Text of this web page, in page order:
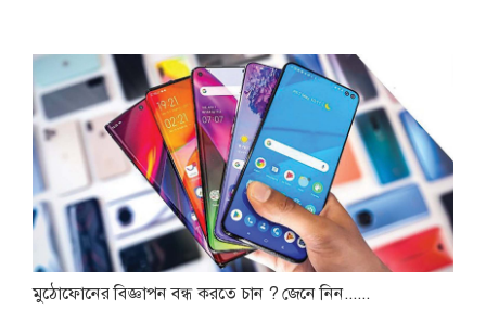
মুঠোফোনের বিজ্ঞাপন বন্ধ করতে চান ? জেনে নিন......